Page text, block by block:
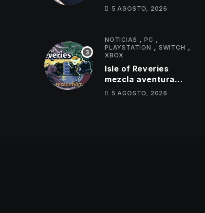
sus puzles y trampas
5 AGOSTO, 2026
NOTICIAS ,PC ,
PLAYSTATION , SWITCH ,
XBOX
Isle of Reveries
mezcla aventura
cooperativa,
5 AGOSTO, 2026